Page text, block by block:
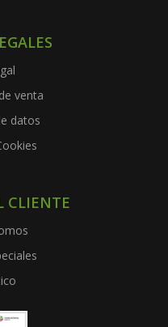
venta
datos
CLIENTE